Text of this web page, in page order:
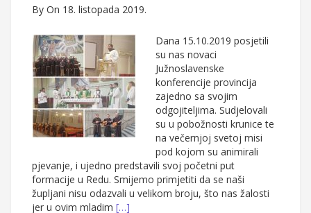
By On 18. listopada 2019.
Dana 15.10.2019 posjetili
su nas novaci
Južnoslavenske
konferencije provincija
zajedno sa svojim
odgojiteljima. Sudjelovali
su u pobožnosti krunice te
na večernjoj svetoj misi
pod kojom su animirali
pjevanje, i ujedno predstavili svoj početni put
formacije u Redu. Smijemo primjetiti da se naši
župljani nisu odazvali u velikom broju, što nas žalosti
jer u ovim mladim […]